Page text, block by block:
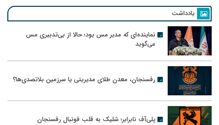
یادداشت
نماینده‌ای که مدیر مس بود؛ حالا از بی‌تدبیری مس
می‌گوید
رفسنجان، معدن طلای مدیریتی یا سرزمین بلاتصدی‌ها؟
پلی‌آف نابرابر؛ شلیک به قلب فوتبال رفسنجان